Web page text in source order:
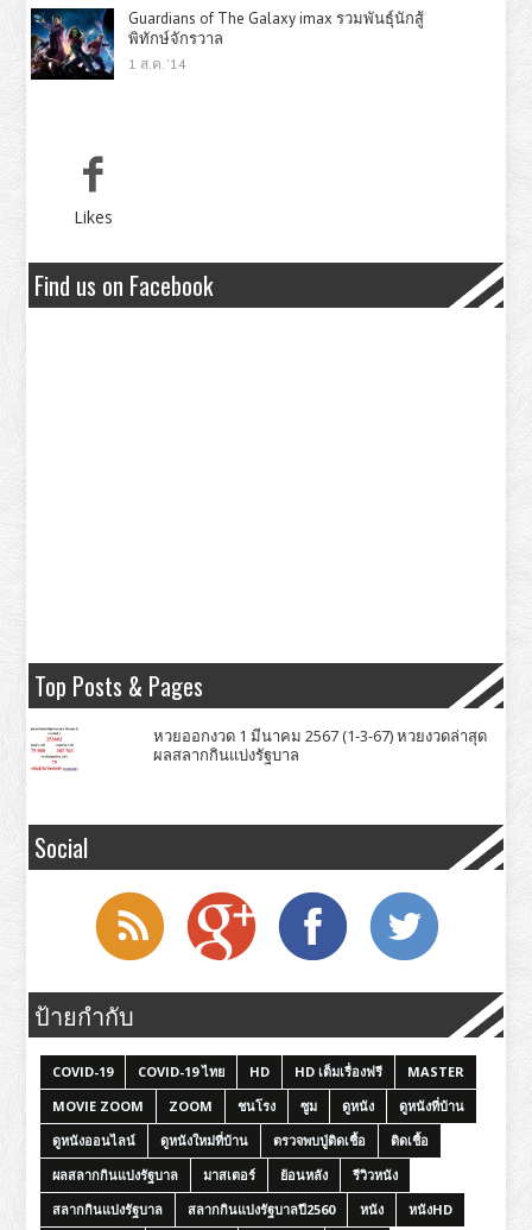
Guardians of The Galaxy imax รวมพันธุ์นักสู้
พิทักษ์จักรวาล
1 ส.ค. '14
Likes
Find us on Facebook
Top Posts & Pages
หวยออกงวด 1 มีนาคม 2567 (1-3-67) หวยงวดล่าสุด
ผลสลากกินแบ่งรัฐบาล
Social
ป้ายกำกับ
COVID-19 COVID-19 ไทย HD HD เต็มเรื่องฟรี
MASTER
MOVIE ZOOM
ZOOM ชนโรง ซูม ดูหนัง
ดูหนังที่บ้าน
ดูหนังออนไลน์
ดูหนังใหม่ที่บ้าน ตรวจพบปู่ติดเชื้อ
ติดเชื้อ
ผลสลากกินแบ่งรัฐบาล
มาสเตอร์ ย้อนหลัง
รีวิวหนัง
สลากกินแบ่งรัฐบาล
สลากกินแบ่งรัฐบาลปี2560 หนัง
หนังHD